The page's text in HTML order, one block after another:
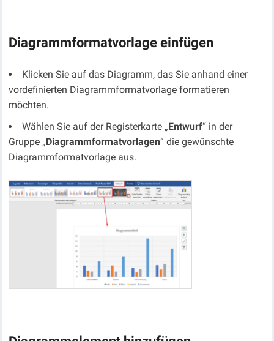
Diagrammformatvorlage einfügen
Klicken Sie auf das Diagramm, das Sie anhand einer
vordefinierten Diagrammformatvorlage formatieren
möchten.
Wählen Sie auf der Registerkarte „Entwurf“ in der
Gruppe „Diagrammformatvorlagen“ die gewünschte
Diagrammformatvorlage aus.